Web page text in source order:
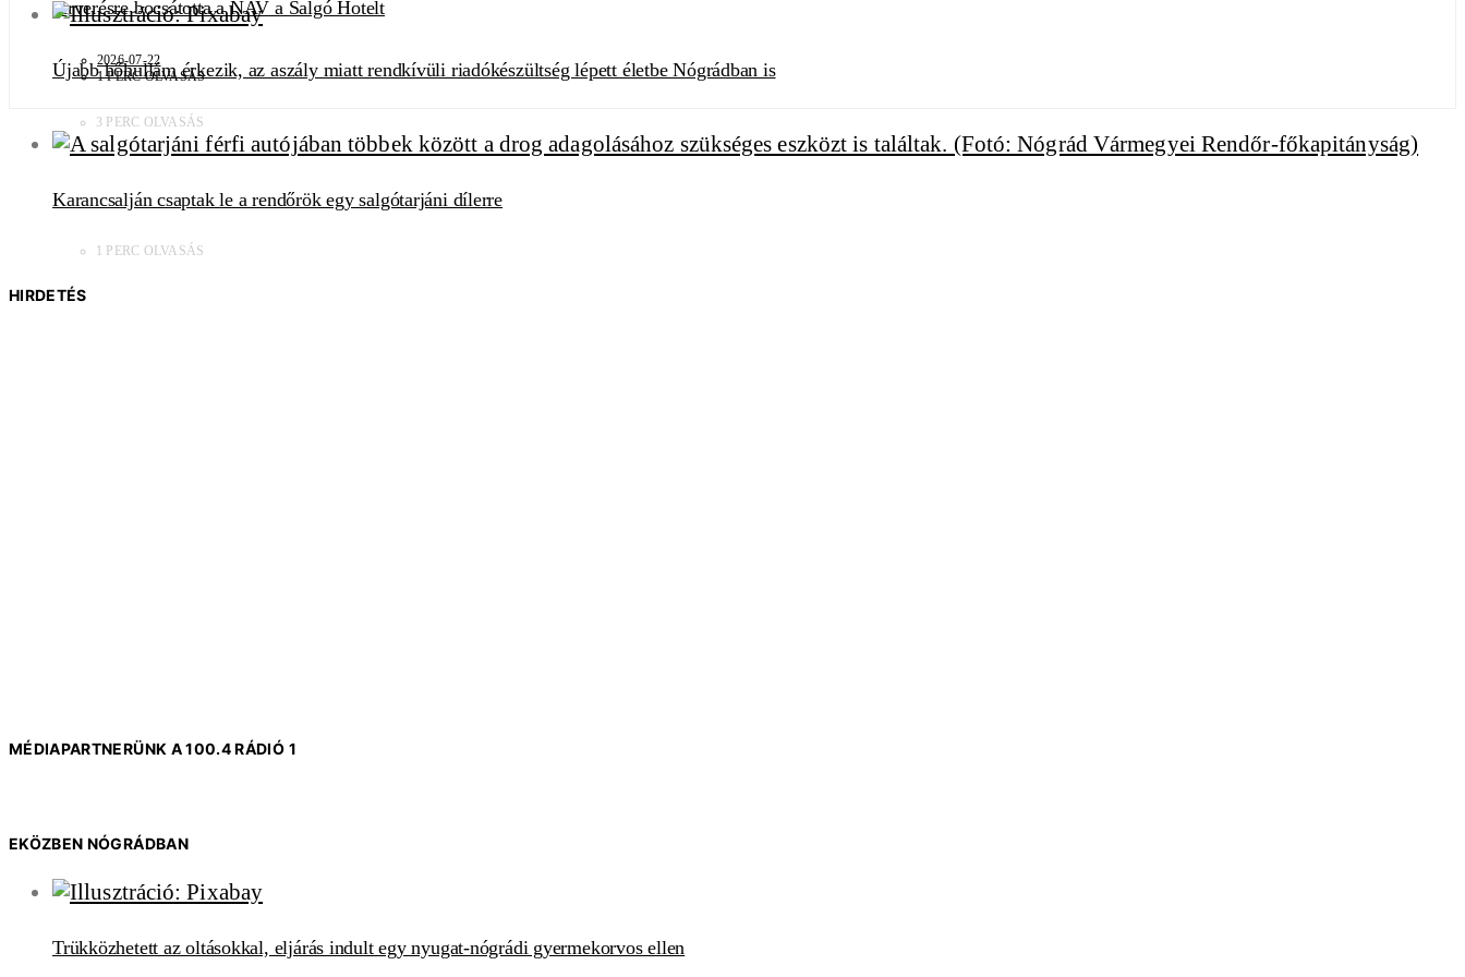
Árverésre bocsátotta a NAV a Salgó Hotelt
2026-07-22
1 PERC OLVASÁS
Újabb hőhullám érkezik, az aszály miatt rendkívüli riadókészültség lépett életbe Nógrádban is
3 PERC OLVASÁS
Karancsalján csaptak le a rendőrök egy salgótarjáni dílerre
1 PERC OLVASÁS
HIRDETÉS
MÉDIAPARTNERÜNK A 100.4 RÁDIÓ 1
EKÖZBEN NÓGRÁDBAN
Trükközhetett az oltásokkal, eljárás indult egy nyugat-nógrádi gyermekorvos ellen